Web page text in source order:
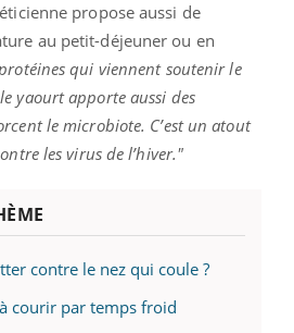
propose aussi de
au petit-déjeuner ou en
qui viennent soutenir le
yaourt apporte aussi des
le microbiote. C’est un atout
les virus de l’hiver."
contre le nez qui coule ?
courir par temps froid